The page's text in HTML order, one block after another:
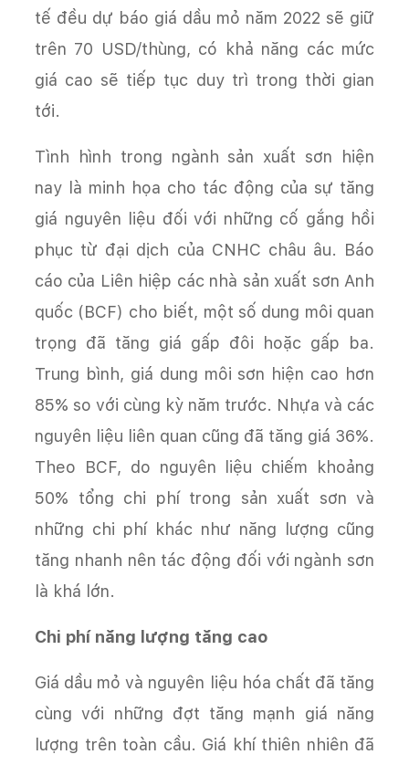
tế đều dự báo giá dầu mỏ năm 2022 sẽ giữ
trên 70 USD/thùng, có khả năng các mức
giá cao sẽ tiếp tục duy trì trong thời gian
tới.
Tình hình trong ngành sản xuất sơn hiện
nay là minh họa cho tác động của sự tăng
giá nguyên liệu đối với những cố gắng hồi
phục từ đại dịch của CNHC châu âu. Báo
cáo của Liên hiệp các nhà sản xuất sơn Anh
quốc (BCF) cho biết, một số dung môi quan
trọng đã tăng giá gấp đôi hoặc gấp ba.
Trung bình, giá dung môi sơn hiện cao hơn
85% so với cùng kỳ năm trước. Nhựa và các
nguyên liệu liên quan cũng đã tăng giá 36%.
Theo BCF, do nguyên liệu chiếm khoảng
50% tổng chi phí trong sản xuất sơn và
những chi phí khác như năng lượng cũng
tăng nhanh nên tác động đối với ngành sơn
là khá lớn.
Chi phí năng lượng tăng cao
Giá dầu mỏ và nguyên liệu hóa chất đã tăng
cùng với những đợt tăng mạnh giá năng
lượng trên toàn cầu. Giá khí thiên nhiên đã